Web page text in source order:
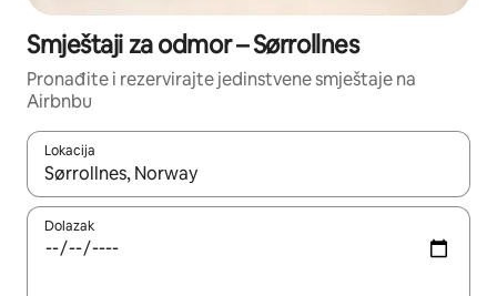
Smještaji za odmor – Sørrollnes
Pronađite i rezervirajte jedinstvene smještaje na
Airbnbu
Lokacija
Kada budu dostupni rezultati, moći ćete ih pregledati
Dolazak